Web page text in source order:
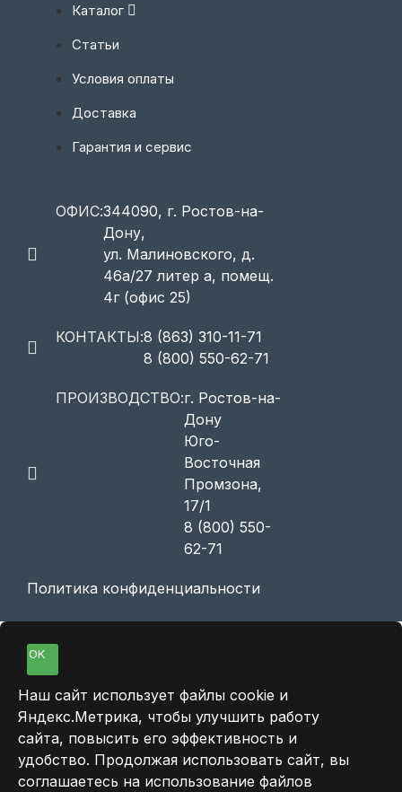
Каталог
Статьи
Условия оплаты
Доставка
Гарантия и сервис
ОФИС:344090, г. Ростов-на-
Дону,
ул. Малиновского, д.
46а/27 литер а, помещ.
4г (офис 25)
КОНТАКТЫ:8 (863) 310-11-71
8 (800) 550-62-71
ПРОИЗВОДСТВО:г. Ростов-на-
Дону
Юго-
Восточная
Промзона,
17/1
8 (800) 550-
62-71
Политика конфиденциальности
OK
Наш сайт использует файлы cookie и
Яндекс.Метрика, чтобы улучшить работу
сайта, повысить его эффективность и
удобство. Продолжая использовать сайт, вы
соглашаетесь на использование файлов